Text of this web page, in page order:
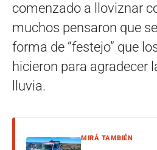
comenzado a lloviznar
muchos pensaron que
forma de “festejo” que
hicieron para agradecer
lluvia.
MIRÁ TAMBIÉN